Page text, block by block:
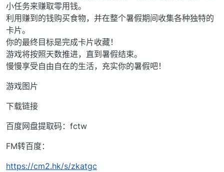
小任务来赚取零用钱。
利用赚到的钱购买食物，并在整个暑假期间收集各种独特的
卡片。
你的最终目标是完成卡片收藏！
游戏将按照天数推进，直到暑假结束。
慢慢享受自由自在的生活，充实你的暑假吧！
游戏图片
下载链接
百度网盘提取码：fctw
FM转百度：
https://cm2.hk/s/zkatgc